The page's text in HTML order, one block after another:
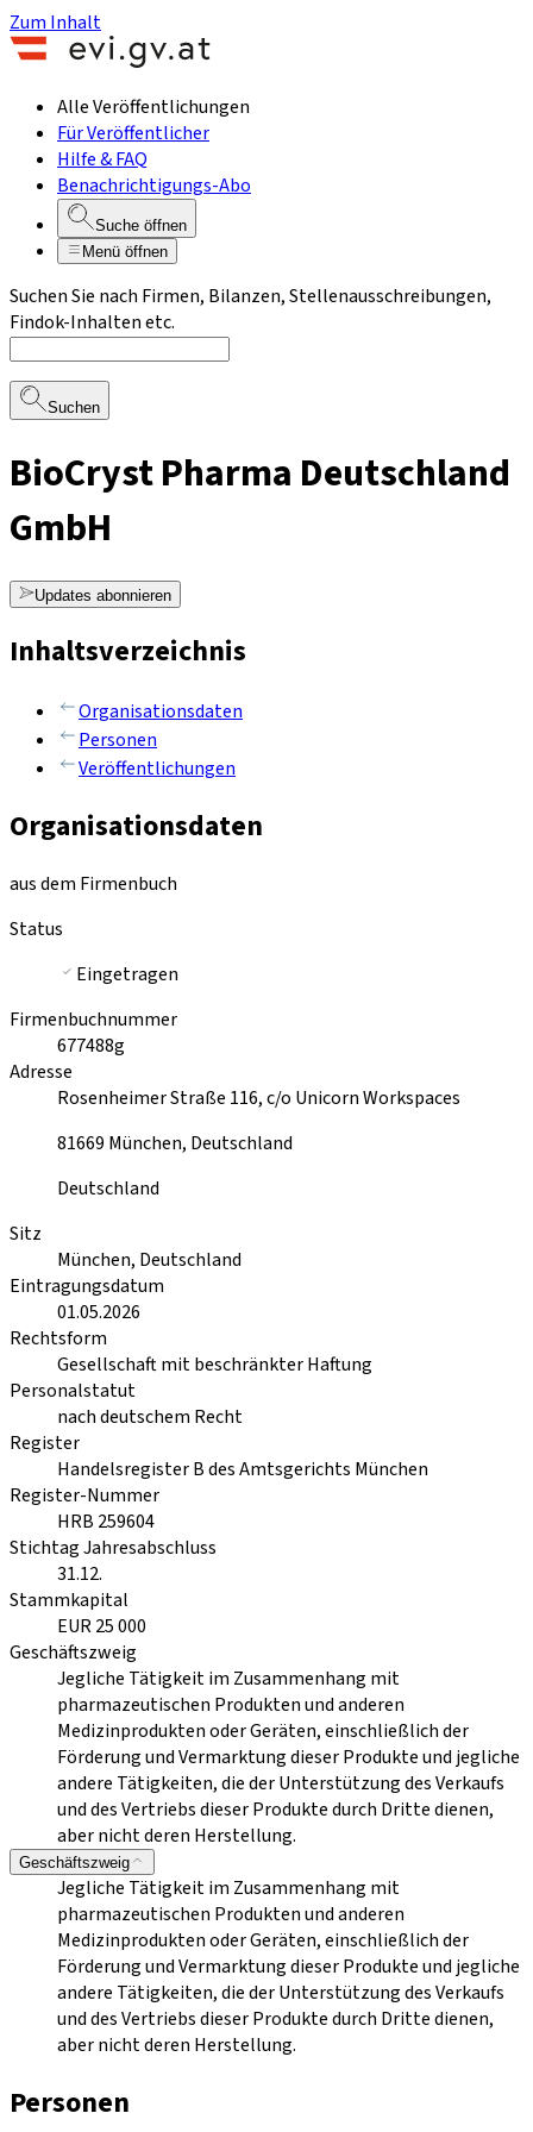
Zum Inhalt
Alle Veröffentlichungen
Für Veröffentlicher
Hilfe & FAQ
Benachrichtigungs-Abo
Suche öffnen
Menü öffnen
Suchen Sie nach Firmen, Bilanzen, Stellenausschreibungen,
Findok-Inhalten etc.
Suchen
BioCryst Pharma Deutschland
GmbH
Updates abonnieren
Inhaltsverzeichnis
Organisationsdaten
Personen
Veröffentlichungen
Organisationsdaten
aus dem Firmenbuch
Status
Eingetragen
Firmenbuchnummer
677488g
Adresse
Rosenheimer Straße 116, c/o Unicorn Workspaces
81669 München, Deutschland
Deutschland
Sitz
München, Deutschland
Eintragungsdatum
01.05.2026
Rechtsform
Gesellschaft mit beschränkter Haftung
Personalstatut
nach deutschem Recht
Register
Handelsregister B des Amtsgerichts München
Register-Nummer
HRB 259604
Stichtag Jahresabschluss
31.12.
Stammkapital
EUR 25 000
Geschäftszweig
Jegliche Tätigkeit im Zusammenhang mit
pharmazeutischen Produkten und anderen
Medizinprodukten oder Geräten, einschließlich der
Förderung und Vermarktung dieser Produkte und jegliche
andere Tätigkeiten, die der Unterstützung des Verkaufs
und des Vertriebs dieser Produkte durch Dritte dienen,
aber nicht deren Herstellung.
Geschäftszweig
Jegliche Tätigkeit im Zusammenhang mit
pharmazeutischen Produkten und anderen
Medizinprodukten oder Geräten, einschließlich der
Förderung und Vermarktung dieser Produkte und jegliche
andere Tätigkeiten, die der Unterstützung des Verkaufs
und des Vertriebs dieser Produkte durch Dritte dienen,
aber nicht deren Herstellung.
Personen